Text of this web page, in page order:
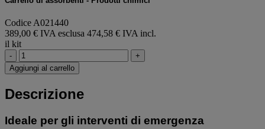
Codice A021440
389,00 € IVA esclusa 474,58 € IVA incl.
il kit
-
+
Aggiungi al carrello
Descrizione
Ideale per gli interventi di emergenza